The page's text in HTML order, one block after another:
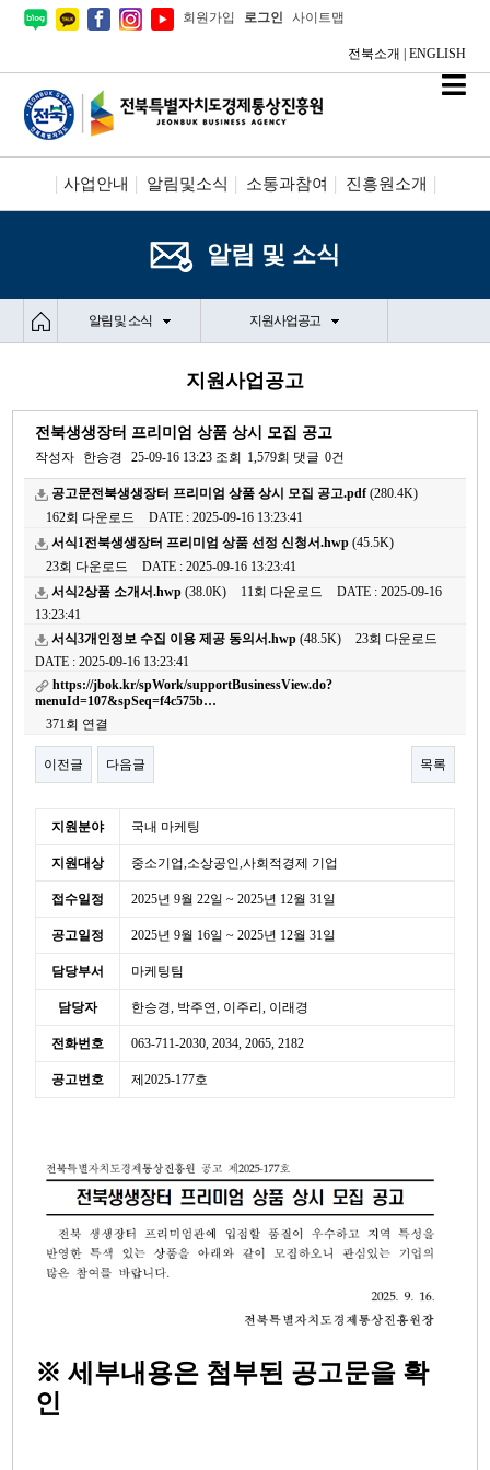
회원가입 로그인 사이트맵
전북소개 ENGLISH
사업안내 알림및소식 소통과참여 진흥원소개
알림 및 소식
알림 및 소식 지원사업공고
지원사업공고
전북생생장터 프리미엄 상품 상시 모집 공고
작성자 한승경 25-09-16 13:23 조회 1,579회 댓글 0건
공고문전북생생장터 프리미엄 상품 상시 모집 공고.pdf(280.4K)
162회 다운로드
DATE : 2025-09-16 13:23:41
서식1전북생생장터 프리미엄 상품 선정 신청서.hwp (45.5K)
23회 다운로드
DATE : 2025-09-16 13:23:41
서식2상품 소개서.hwp (38.0K) 11회 다운로드
DATE : 2025-09-16
13:23:41
서식3개인정보 수집 이용 제공 동의서.hwp (48.5K)
23회 다운로드
DATE : 2025-09-16 13:23:41
https://jbok.kr/spWork/supportBusinessView.do?
menuId=107&spSeq=f4c575b…
371회 연결
이전글 다음글 목록
본문
지원분야 국내 마케팅
지원대상 중소기업,소상공인,사회적경제 기업
접수일정 2025년 9월 22일 ~ 2025년 12월 31일
공고일정 2025년 9월 16일 ~ 2025년 12월 31일
담당부서 마케팅팀
담당자 한승경, 박주연, 이주리, 이래경
전화번호 063-711-2030, 2034, 2065, 2182
공고번호 제2025-177호
※ 세부내용은 첨부된 공고문을 확
인